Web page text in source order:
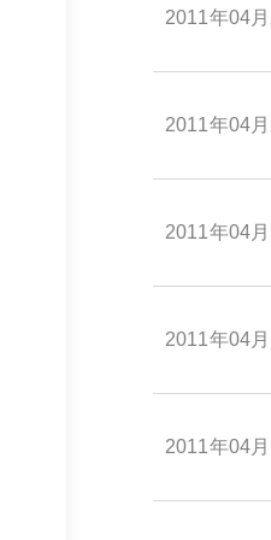
2011年04
2011年04
2011年04
2011年04
2011年04